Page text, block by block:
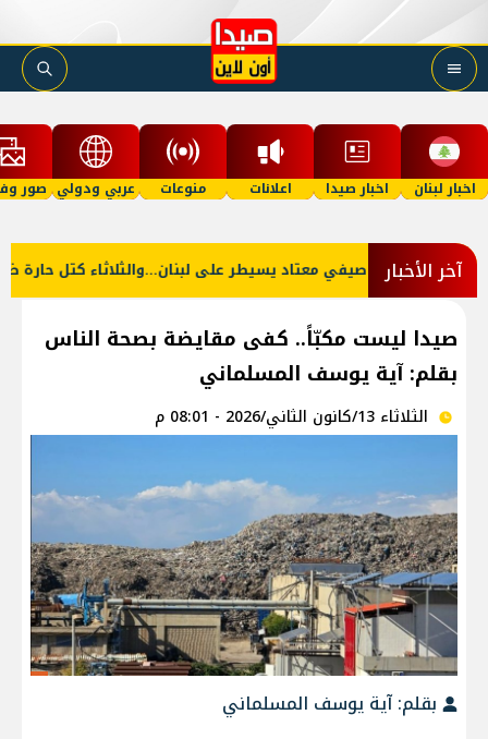
اخبار لبنان اخبار صيدا اعلانات منوعات عربي ودولي صور
آخر الأخبار
طقس صيفي معتاد يسيطر على لبنان...والثلاثاء كتل حارة ضعيفة
صيدا ليست مكبّاً.. كفى مقايضة بصحة الناس
بقلم: آية يوسف المسلماني
الثلاثاء 13/كانون الثاني/2026 - 08:01 م
بقلم: آية يوسف المسلماني